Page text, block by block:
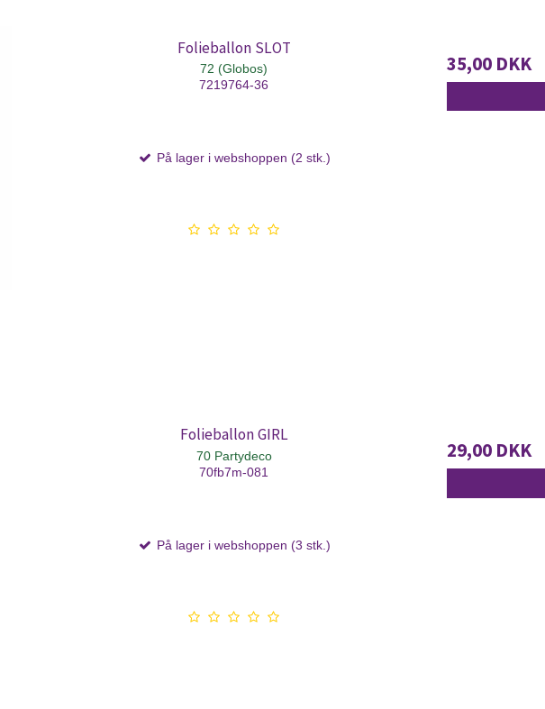
Folieballon SLOT
72 (Globos)
7219764-36
På lager i webshoppen (2 stk.)
35,00 DKK
Folieballon GIRL
70 Partydeco
70fb7m-081
På lager i webshoppen (3 stk.)
29,00 DKK